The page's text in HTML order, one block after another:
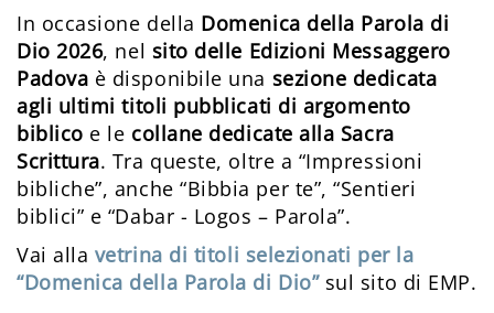
In occasione della Domenica della Parola di
Dio 2026, nel sito delle Edizioni Messaggero
Padova è disponibile una sezione dedicata
agli ultimi titoli pubblicati di argomento
biblico e le collane dedicate alla Sacra
Scrittura. Tra queste, oltre a “Impressioni
bibliche”, anche “Bibbia per te”, “Sentieri
biblici” e “Dabar - Logos – Parola”.
Vai alla vetrina di titoli selezionati per la
“Domenica della Parola di Dio”sul sito di EMP.